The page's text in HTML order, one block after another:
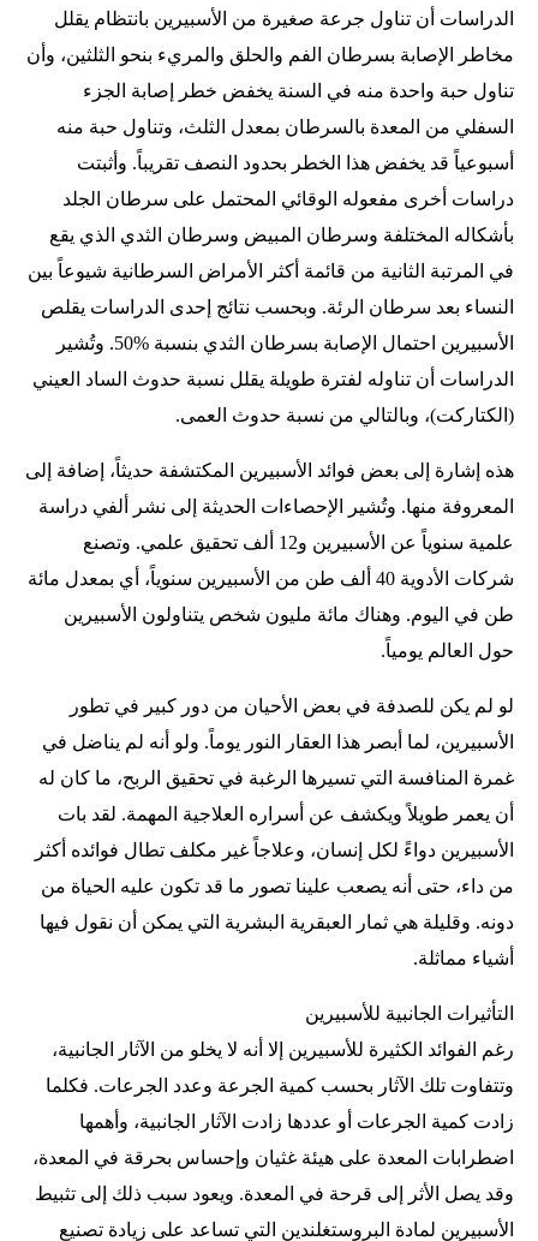
الدراسات أن تناول جرعة صغيرة من الأسبيرين بانتظام يقلل
مخاطر الإصابة بسرطان الفم والحلق والمريء بنحو الثلثين، وأن
تناول حبة واحدة منه في السنة يخفض خطر إصابة الجزء
السفلي من المعدة بالسرطان بمعدل الثلث، وتناول حبة منه
أسبوعياً قد يخفض هذا الخطر بحدود النصف تقريباً. وأثبتت
دراسات أخرى مفعوله الوقائي المحتمل على سرطان الجلد
بأشكاله المختلفة وسرطان المبيض وسرطان الثدي الذي يقع
في المرتبة الثانية من قائمة أكثر الأمراض السرطانية شيوعاً بين
النساء بعد سرطان الرئة. وبحسب نتائج إحدى الدراسات يقلص
الأسبيرين احتمال الإصابة بسرطان الثدي بنسبة %50. وتُشير
الدراسات أن تناوله لفترة طويلة يقلل نسبة حدوث الساد العيني
(الكتاركت)، وبالتالي من نسبة حدوث العمى.
هذه إشارة إلى بعض فوائد الأسبيرين المكتشفة حديثاً، إضافة إلى
المعروفة منها. وتُشير الإحصاءات الحديثة إلى نشر ألفي دراسة
علمية سنوياً عن الأسبيرين و12 ألف تحقيق علمي. وتصنع
شركات الأدوية 40 ألف طن من الأسبيرين سنوياً، أي بمعدل مائة
طن في اليوم. وهناك مائة مليون شخص يتناولون الأسبيرين
حول العالم يومياً.
لو لم يكن للصدفة في بعض الأحيان من دور كبير في تطور
الأسبيرين، لما أبصر هذا العقار النور يوماً. ولو أنه لم يناضل في
غمرة المنافسة التي تسيرها الرغبة في تحقيق الربح، ما كان له
أن يعمر طويلاً ويكشف عن أسراره العلاجية المهمة. لقد بات
الأسبيرين دواءً لكل إنسان، وعلاجاً غير مكلف تطال فوائده أكثر
من داء، حتى أنه يصعب علينا تصور ما قد تكون عليه الحياة من
دونه. وقليلة هي ثمار العبقرية البشرية التي يمكن أن نقول فيها
أشياء مماثلة.
التأثيرات الجانبية للأسبيرين
رغم الفوائد الكثيرة للأسبيرين إلا أنه لا يخلو من الآثار الجانبية،
وتتفاوت تلك الآثار بحسب كمية الجرعة وعدد الجرعات. فكلما
زادت كمية الجرعات أو عددها زادت الآثار الجانبية، وأهمها
اضطرابات المعدة على هيئة غثيان وإحساس بحرقة في المعدة،
وقد يصل الأثر إلى قرحة في المعدة. ويعود سبب ذلك إلى تثبيط
الأسبيرين لمادة البروستغلندين التي تساعد على زيادة تصنيع